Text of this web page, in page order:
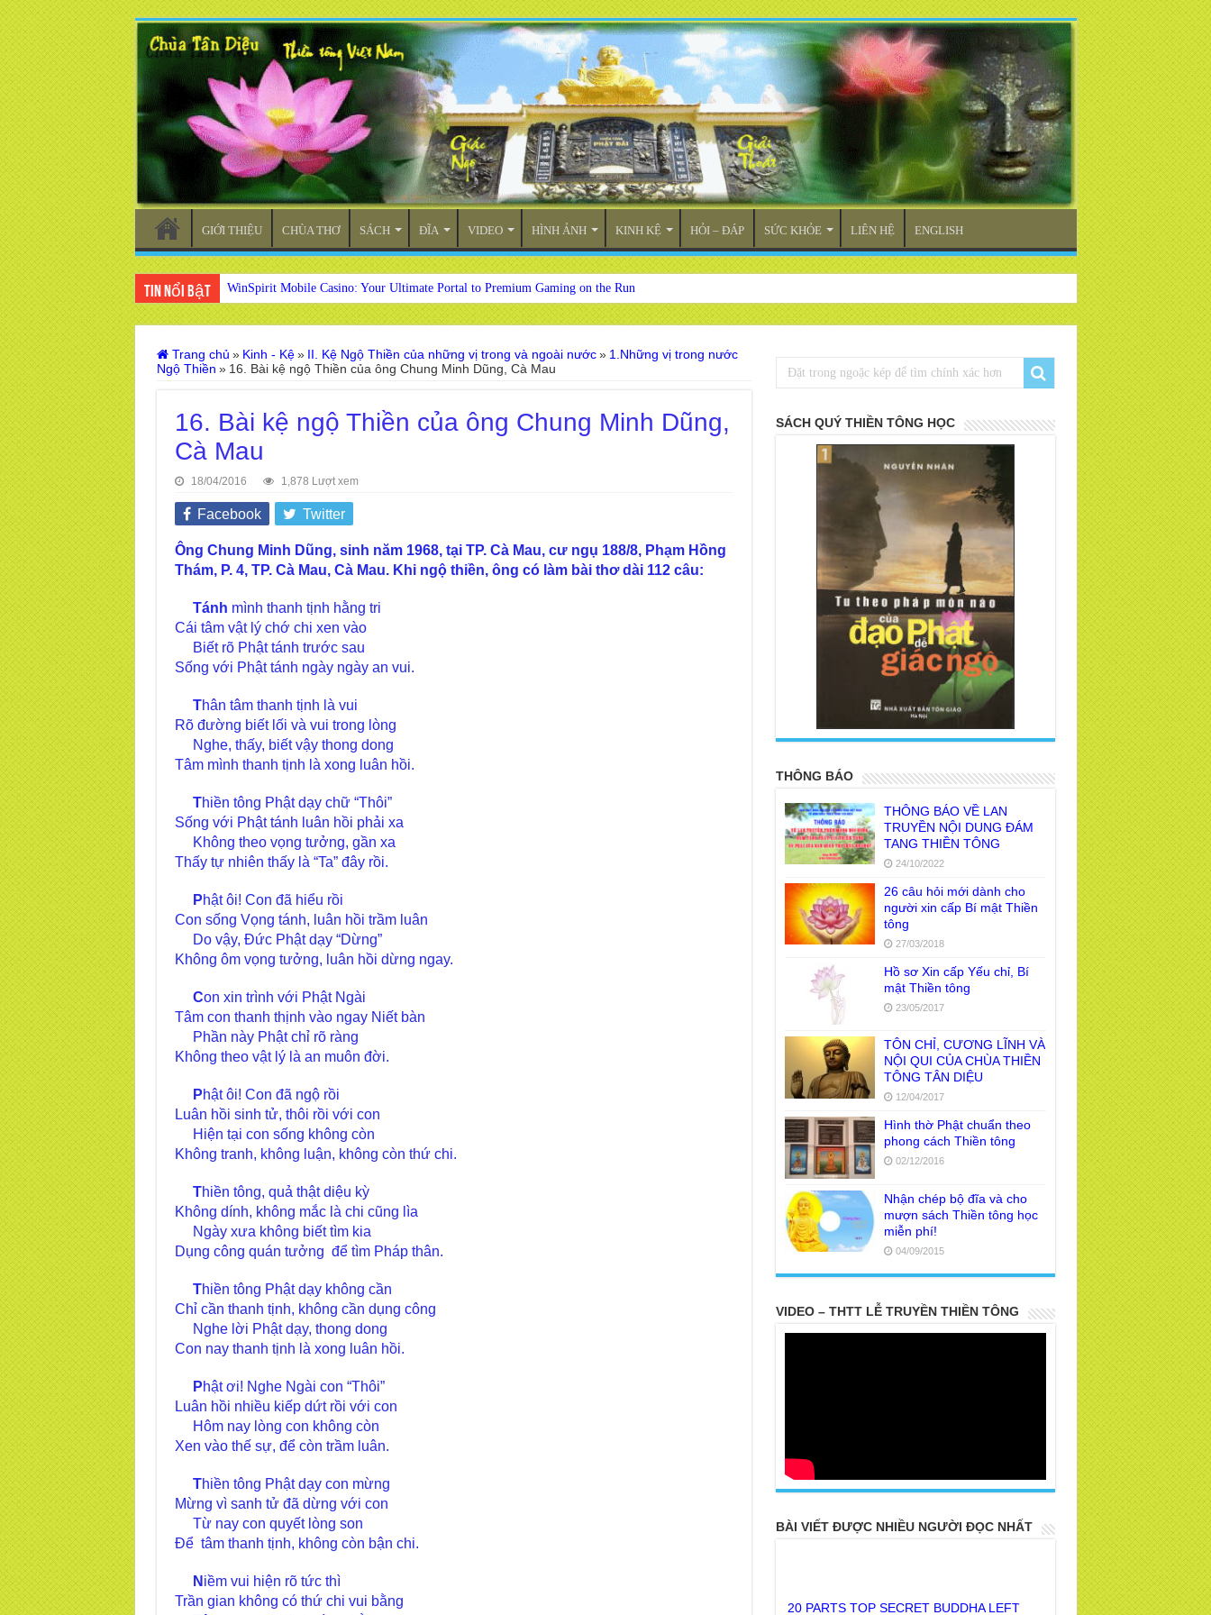
GIỚI THIỆU CHÙA THƠ SÁCH ĐĨA VIDEO HÌNH ẢNH KINH KỆ HỎI – ĐÁP SỨC KHỎE LIÊN HỆ ENGLISH
Tin nổi bật WinSpirit Mobile Casino: Your Ultimate Portal to Premium Gaming on the Run
Trang chủ » Kinh - Kệ » II. Kệ Ngộ Thiền của những vị trong và ngoài nước » 1.Những vị trong nước
Ngộ Thiền » 16. Bài kệ ngộ Thiền của ông Chung Minh Dũng, Cà Mau
16. Bài kệ ngộ Thiền của ông Chung Minh Dũng,
Cà Mau
18/04/2016 1,878 Lượt xem
Facebook Twitter
Ông Chung Minh Dũng, sinh năm 1968, tại TP. Cà Mau, cư ngụ 188/8, Phạm Hồng
Thám, P. 4, TP. Cà Mau, Cà Mau. Khi ngộ thiền, ông có làm bài thơ dài 112 câu:
Tánh mình thanh tịnh hằng tri
Cái tâm vật lý chớ chi xen vào
Biết rõ Phật tánh trước sau
Sống với Phật tánh ngày ngày an vui.
Thân tâm thanh tịnh là vui
Rõ đường biết lối và vui trong lòng
Nghe, thấy, biết vậy thong dong
Tâm mình thanh tịnh là xong luân hồi.
Thiền tông Phật dạy chữ “Thôi”
Sống với Phật tánh luân hồi phải xa
Không theo vọng tưởng, gần xa
Thấy tự nhiên thấy là “Ta” đây rồi.
Phật ôi! Con đã hiểu rồi
Con sống Vọng tánh, luân hồi trầm luân
Do vậy, Đức Phật dạy “Dừng”
Không ôm vọng tưởng, luân hồi dừng ngay.
Con xin trình với Phật Ngài
Tâm con thanh thịnh vào ngay Niết bàn
Phần này Phật chỉ rõ ràng
Không theo vật lý là an muôn đời.
Phật ôi! Con đã ngộ rồi
Luân hồi sinh tử, thôi rồi với con
Hiện tại con sống không còn
Không tranh, không luận, không còn thứ chi.
Thiền tông, quả thật diệu kỳ
Không dính, không mắc là chi cũng lìa
Ngày xưa không biết tìm kia
Dụng công quán tưởng để tìm Pháp thân.
Thiền tông Phật dạy không cần
Chỉ cần thanh tịnh, không cần dụng công
Nghe lời Phật dạy, thong dong
Con nay thanh tịnh là xong luân hồi.
Phật ơi! Nghe Ngài con “Thôi”
Luân hồi nhiều kiếp dứt rồi với con
Hôm nay lòng con không còn
Xen vào thế sự, để còn trầm luân.
Thiền tông Phật dạy con mừng
Mừng vì sanh tử đã dừng với con
Từ nay con quyết lòng son
Để tâm thanh tịnh, không còn bận chi.
N iềm vui hiện rõ tức thì
Trần gian không có thứ chi vui bằng
SÁCH QUÝ THIỀN TÔNG HỌC
THÔNG BÁO
THÔNG BÁO VỀ LAN
TRUYỀN NỘI DUNG ĐÁM
TANG THIỀN TÔNG
24/10/2022
26 câu hỏi mới dành cho
người xin cấp Bí mật Thiền
tông
27/03/2018
Hồ sơ Xin cấp Yếu chỉ, Bí
mật Thiền tông
23/05/2017
TÔN CHỈ, CƯƠNG LĨNH VÀ
NỘI QUI CỦA CHÙA THIỀN
TÔNG TÂN DIỆU
12/04/2017
Hình thờ Phật chuẩn theo
phong cách Thiền tông
02/12/2016
Nhận chép bộ đĩa và cho
mượn sách Thiền tông học
miễn phí!
04/09/2015
VIDEO – THTT LỄ TRUYỀN THIỀN TÔNG
BÀI VIẾT ĐƯỢC NHIỀU NGƯỜI ĐỌC NHẤT